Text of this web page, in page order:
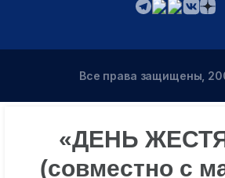
Все права защищены,